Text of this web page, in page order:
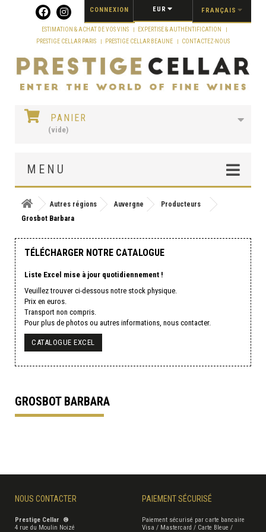
FRANÇAIS
EUR
CONNEXION
ESTIMATION & ACHAT DE VOS VINS
EXPERTISE & AUTHENTIFICATION
PRESTIGE CELLAR PARIS
PRESTIGE CELLAR BEAUNE CONTACTEZ-NOUS
PANIER
(vide)
MENU
Autres régions Auvergne
Producteurs
Grosbot Barbara
TÉLÉCHARGER NOTRE CATALOGUE
Liste Excel mise à jour quotidiennement !
Veuillez trouver ci-dessous notre stock physique.
Prix en euros.
Transport non compris.
Pour plus de photos ou autres informations, nous contacter.
CATALOGUE EXCEL
GROSBOT BARBARA
NOUS CONTACTER
Prestige Cellar ®
4 rue du Moulin Noizé
PAIEMENT SÉCURISÉ
Paiement sécurisé par carte bancaire
Visa / Mastercard / Carte Bleue /
Panneau de gestion des cookies